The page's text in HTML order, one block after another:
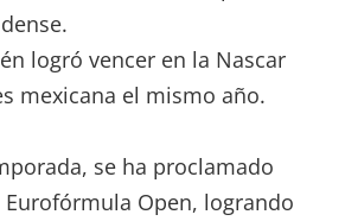
logró vencer en la Nascar
mexicana el mismo año.
se ha proclamado
Eurofórmula Open, logrando